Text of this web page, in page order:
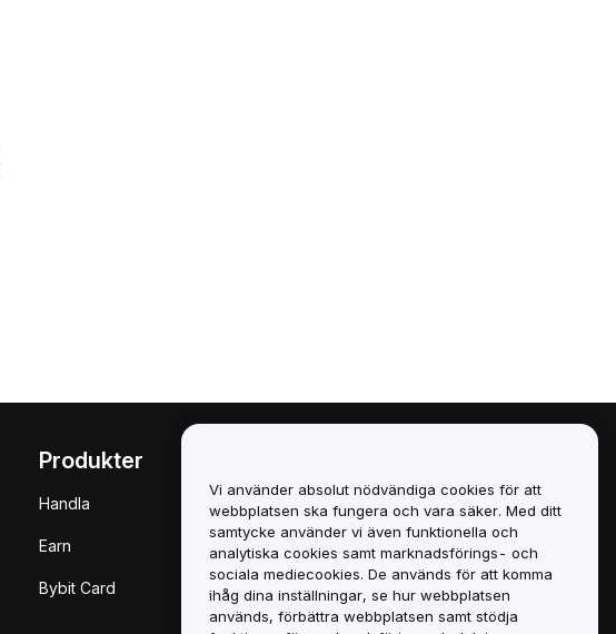
Produkter
Handla
Earn
Bybit Card
Policy för intressekonflikter
Sammanfattning av policyn
för depåförvaring och
administration
ESG-information
Vi använder absolut nödvändiga cookies för att
webbplatsen ska fungera och vara säker. Med ditt
samtycke använder vi även funktionella och
analytiska cookies samt marknadsförings- och
sociala mediecookies. De används för att komma
ihåg dina inställningar, se hur webbplatsen
används, förbättra webbplatsen samt stödja